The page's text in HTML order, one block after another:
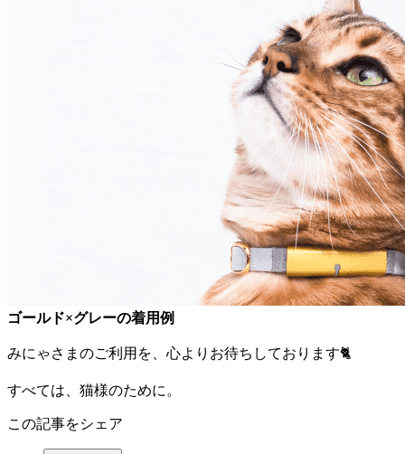
ゴールド×グレーの着用例
みにゃさまのご利用を、心よりお待ちしております🐈
すべては、猫様のために。
この記事をシェア